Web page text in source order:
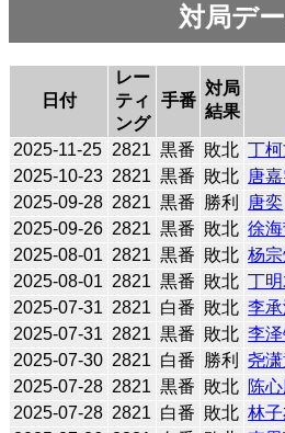
対局デ
日付
レー
ティ
ング
手番
対局
結果
2025-11-25 2821 黒番 敗北 丁
2025-10-23 2821 黒番 敗北 唐
2025-09-28 2821 黒番 勝利 唐奕
2025-09-26 2821 黒番 敗北 徐
2025-08-01 2821 黒番 敗北 杨
2025-08-01 2821 黒番 敗北 丁
2025-07-31 2821 白番 敗北 李
2025-07-31 2821 黒番 敗北 李
2025-07-30 2821 白番 勝利 尧
2025-07-28 2821 黒番 敗北 陈
2025-07-28 2821 白番 敗北 林